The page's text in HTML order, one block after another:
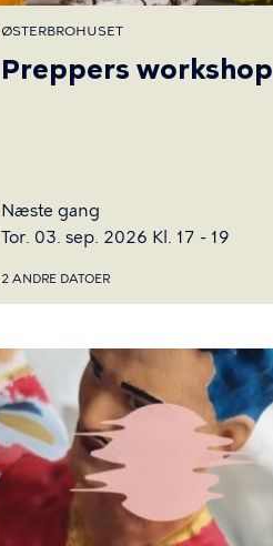
ØSTERBROHUSET
Preppers workshop
Næste gang
Tor. 03. sep. 2026 Kl. 17 - 19
2 ANDRE DATOER